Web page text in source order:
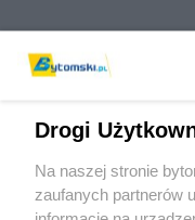
Wydawca mediów
Drogi
Na naszej stronie
zaufanych partnerów